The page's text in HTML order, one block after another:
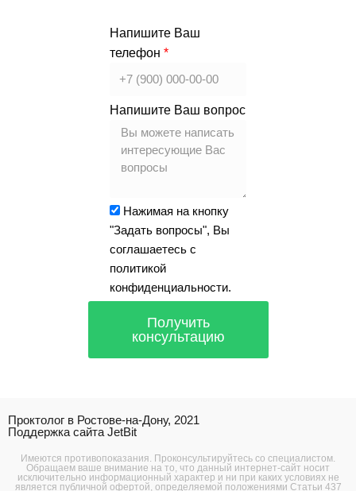
Напишите Ваш
телефон
Напишите Ваш вопрос
Нажимая на кнопку
"Задать вопросы", Вы
соглашаетесь с
политикой
конфиденциальности.
Получить
консультацию
Проктолог в Ростове-на-Дону, 2021
Поддержка сайта JetBit
Имеются противопоказания. Проконсультируйтесь со специалистом.
Обращаем ваше внимание на то, что данный интернет-сайт носит
исключительно информационный характер и ни при каких условиях не
является публичной офертой, определяемой положениями Статьи 437